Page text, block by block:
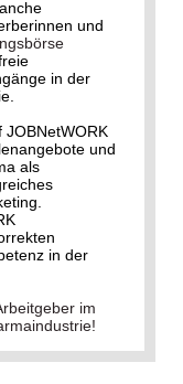
und
in der
und
als
in der
im